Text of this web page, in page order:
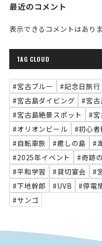
最近のコメント
表示できるコメントはありま
TAG CLOUD
#宮古ブルー #記念日旅行
#宮古島ダイビング
#宮古
#宮古島絶景スポット
#宮
#オリオンビール
#初心者
#自転車旅
#癒しの島 #
#2025年イベント
#奇跡
#平和学習
#貸切宴会 #
#下地幹郎
#UVB #停電
#サンゴ